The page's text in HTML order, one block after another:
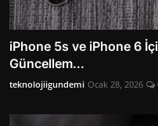
iPhone 5s ve iPhone 6
Güncellem...
teknolojiigundemi Ocak 28, 2026